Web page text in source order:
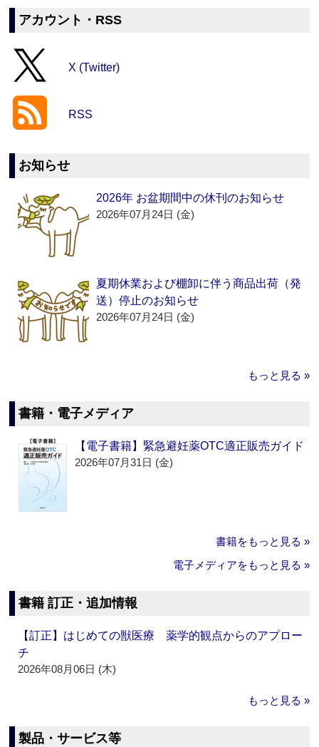
アカウント・RSS
X (Twitter)
RSS
お知らせ
2026年 お盆期間中の休刊のお知らせ
2026年07月24日 (金)
夏期休業および棚卸に伴う商品出荷（発
送）停止のお知らせ
2026年07月24日 (金)
もっと見る »
書籍・電子メディア
【電子書籍】緊急避妊薬OTC適正販売ガイド
2026年07月31日 (金)
書籍をもっと見る »
電子メディアをもっと見る »
書籍 訂正・追加情報
【訂正】はじめての獣医療 薬学的観点からのアプロー
チ
2026年08月06日 (木)
もっと見る »
製品・サービス等